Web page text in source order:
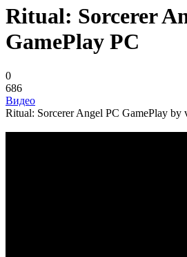
Ritual: Sorcerer
GamePlay PC
0
686
Видео
Ritual: Sorcerer Angel PC GamePlay by